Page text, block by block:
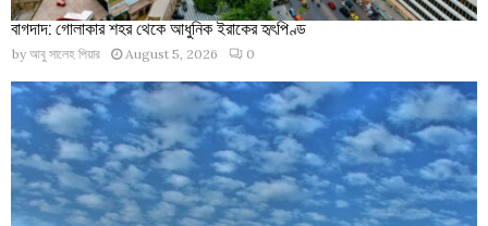
বাগদাদ: গোলাকার শহর থেকে আধুনিক ইরাকের হৃৎপিণ্ড
by আবু সালেহ পিয়ার August 5, 2026 0